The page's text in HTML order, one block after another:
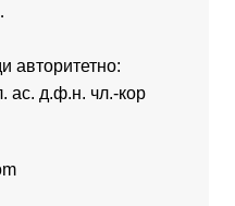
авторитетно:
ас. д.ф.н. чл.-кор